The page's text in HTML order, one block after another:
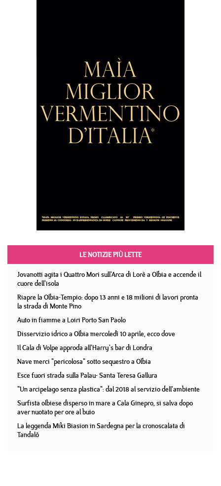
LE NOTIZIE PIÙ LETTE
Jovanotti agita i Quattro Mori sull'Arca di Lorè a Olbia e accende il
cuore dell'isola
Riapre la Olbia-Tempio: dopo 13 anni e 18 milioni di lavori pronta
la strada di Monte Pino
Auto in fiamme a Loiri Porto San Paolo
Disservizio idrico a Olbia mercoledì 10 aprile, ecco dove
Il Cala di Volpe approda all'Harry's bar di Londra
Nave merci "pericolosa" sotto sequestro a Olbia
Esce fuori strada sulla Palau- Santa Teresa Gallura
"Un arcipelago senza plastica": dal 2018 al servizio dell'ambiente
Surfista olbiese disperso in mare a Cala Ginepro, si salva dopo
aver nuotato per ore al buio
La leggenda Miki Biasion in Sardegna per la cronoscalata di
Tandalò